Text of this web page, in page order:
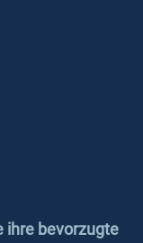
ihre bevorzugte